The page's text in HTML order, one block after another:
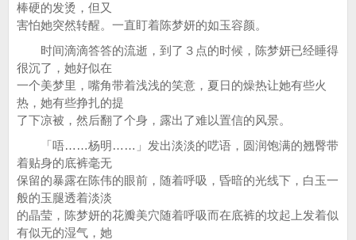
棒硬的发烫，但又
害怕她突然转醒。一直盯着陈梦妍的如玉容颜。
时间滴滴答答的流逝，到了３点的时候，陈梦妍已经睡得
很沉了，她好似在
一个美梦里，嘴角带着浅浅的笑意，夏日的燥热让她有些火
热，她有些挣扎的提
了下凉被，然后翻了个身，露出了难以置信的风景。
「唔……杨明……」发出淡淡的呓语，圆润饱满的翘臀带
着贴身的底裤毫无
保留的暴露在陈伟的眼前，随着呼吸，昏暗的光线下，白玉一
般的玉腿透着淡淡
的晶莹，陈梦妍的花瓣美穴随着呼吸而在底裤的坟起上发着似
有似无的湿气，她